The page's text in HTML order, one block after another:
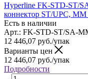
Hyperline FK-STD-ST/
коннектор ST/UPC, MM
Есть в наличии
Арт.: FK-STD-ST/SA-
12 446,07 руб./упак
Варианты цен
12 446,07 руб./упак
Подробности